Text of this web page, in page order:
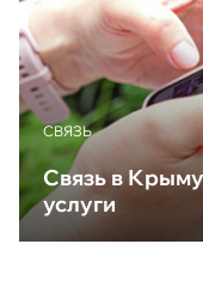
CВЯЗЬ
Связь в
услуги